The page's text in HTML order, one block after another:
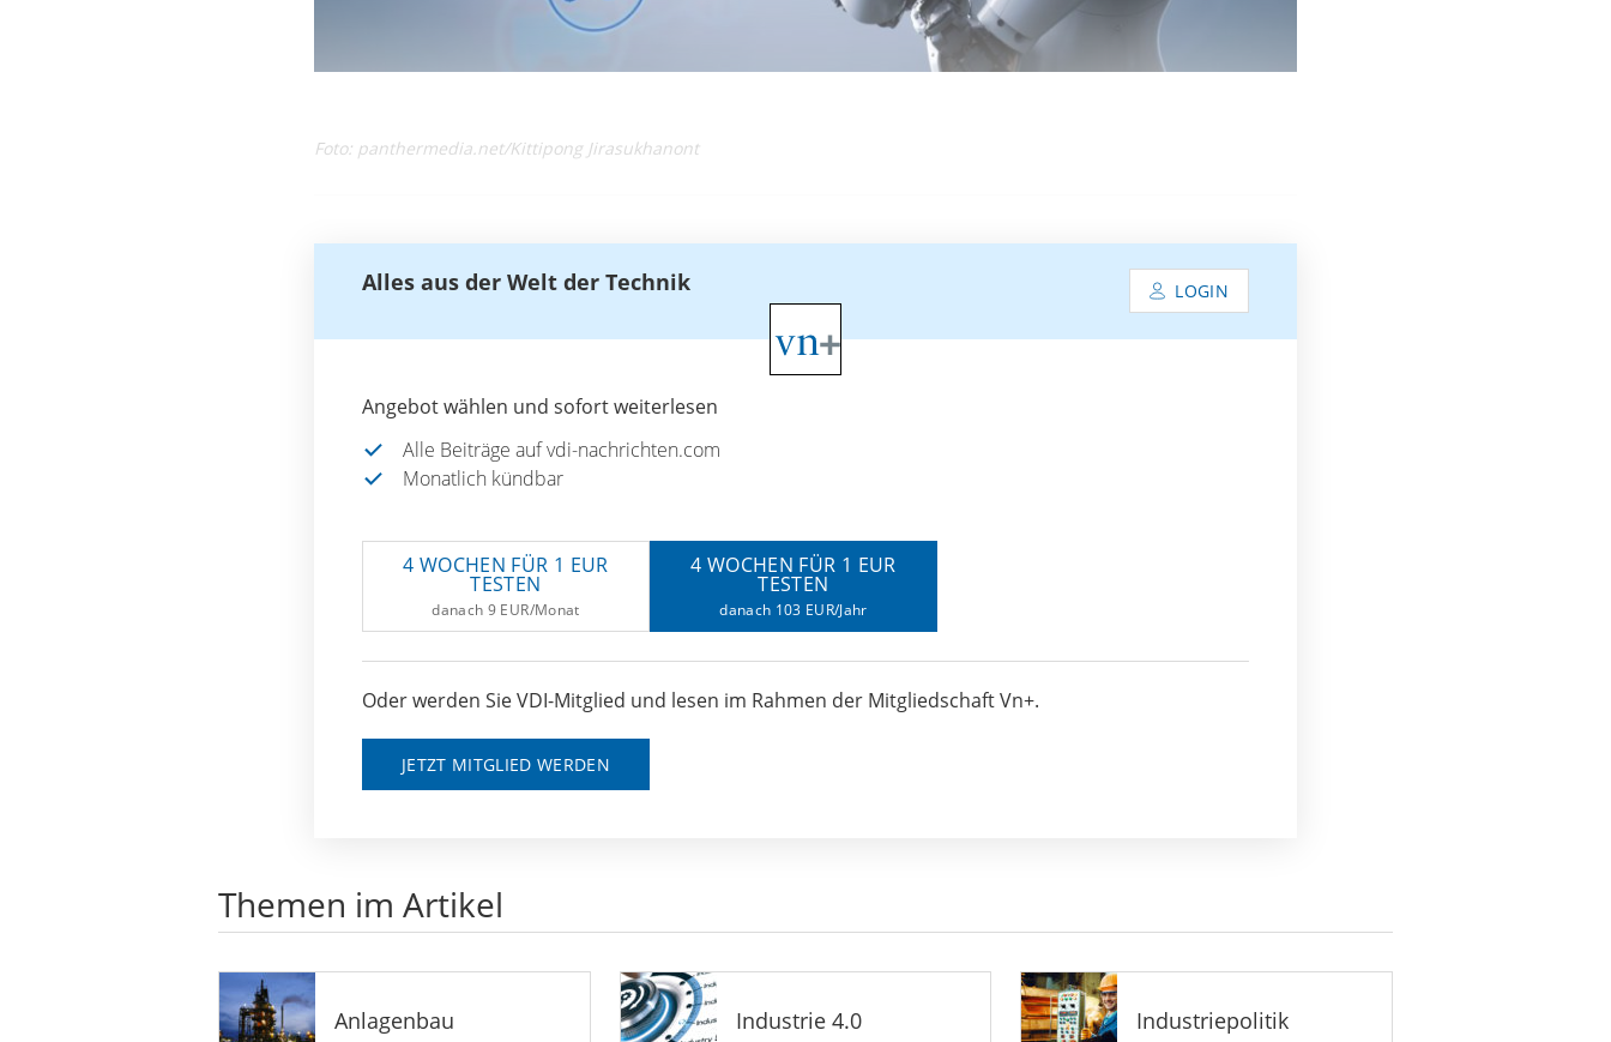
Foto: panthermedia.net/Kittipong Jirasukhanont
Alles aus der Welt der Technik LOGIN
Angebot wählen und sofort weiterlesen
Alle Beiträge auf vdi-nachrichten.com
Monatlich kündbar
4 WOCHEN FÜR 1 EUR
TESTEN
danach 9 EUR/Monat
4 WOCHEN FÜR 1 EUR
TESTEN
danach 103 EUR/Jahr
Oder werden Sie VDI-Mitglied und lesen im Rahmen der Mitgliedschaft Vn+.
JETZT MITGLIED WERDEN
Themen im Artikel
Anlagenbau Industrie 4.0 Industriepolitik